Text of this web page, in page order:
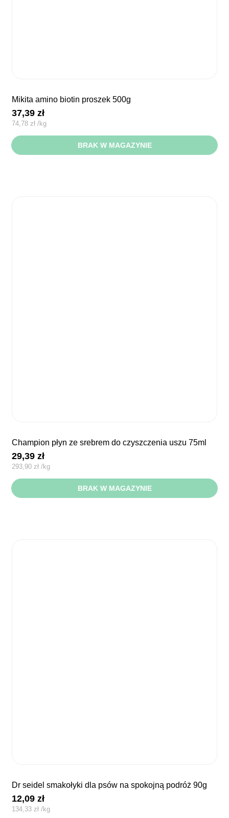
mikita amino biotin proszek 500g
37,39zł
74,78zł /kg
BRAK W MAGAZYNIE
champion płyn ze srebrem do czyszczenia uszu 75ml
29,39zł
293,90 zł /kg
BRAK W MAGAZYNIE
dr seidel smakołyki dla psów na spokojną podróż 90g
12,09zł
134,33 zł /kg